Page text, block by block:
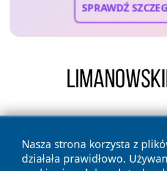
SPRAWDŹ
Nasza strona korzysta z
działała prawidłowo.